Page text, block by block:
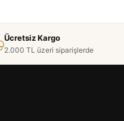
Ücretsiz Kargo
2.000 TL üzeri siparişlerde